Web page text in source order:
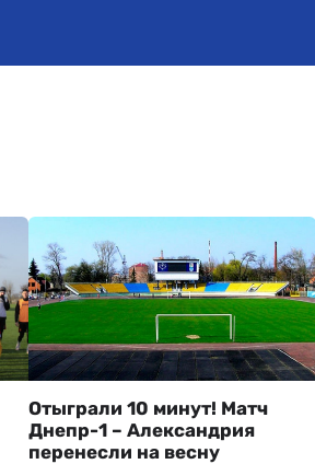
Отыграли 10 минут! Матч
Днепр-1 – Александрия
перенесли на весну